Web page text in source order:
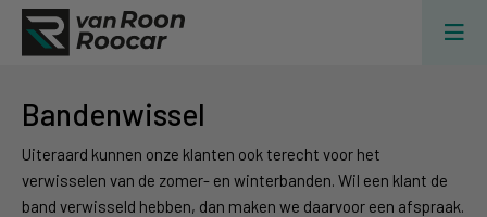
Bandenwissel
Uiteraard kunnen onze klanten ook terecht voor het
verwisselen van de zomer- en winterbanden. Wil een klant de
band verwisseld hebben, dan maken we daarvoor een afspraak.